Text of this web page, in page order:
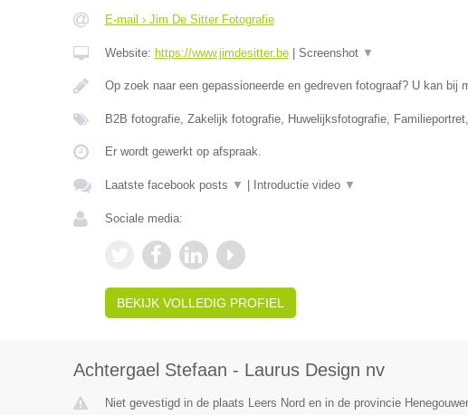
E-mail › Jim De Sitter Fotografie
Website: https://www.jimdesitter.be| Screenshot ▼
Op zoek naar een gepassioneerde en gedreven fotograaf? U kan bij
B2B fotografie, Zakelijk fotografie, Huwelijksfotografie, Familieportret,
Er wordt gewerkt op afspraak.
Laatste facebook posts ▼ Introductie video ▼
Sociale media:
BEKIJK VOLLEDIG PROFIEL
Achtergael Stefaan - Laurus Design nv
Niet gevestigd in de plaats Leers Nord en in de provincie